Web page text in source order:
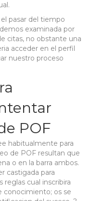
pasar del tiempo
examinada por
citas, no obstante una
acceder en el perfil
nuestro proceso
POF
habitualmente para
de POF resultan que
o en la barra ambos.
castigada para
reglas cual inscribira
conocimiento; os se